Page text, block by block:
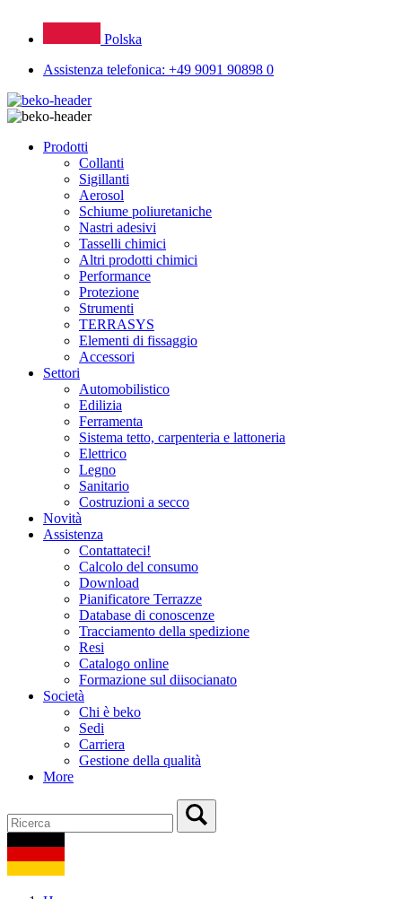
Polska
Assistenza telefonica: +49 9091 90898 0
Prodotti
Collanti
Sigillanti
Aerosol
Schiume poliuretaniche
Nastri adesivi
Tasselli chimici
Altri prodotti chimici
Performance
Protezione
Strumenti
TERRASYS
Elementi di fissaggio
Accessori
Settori
Automobilistico
Edilizia
Ferramenta
Sistema tetto, carpenteria e lattoneria
Elettrico
Legno
Sanitario
Costruzioni a secco
Novità
Assistenza
Contattateci!
Calcolo del consumo
Download
Pianificatore Terrazze
Database di conoscenze
Tracciamento della spedizione
Resi
Catalogo online
Formazione sul diisocianato
Società
Chi è beko
Sedi
Carriera
Gestione della qualità
More